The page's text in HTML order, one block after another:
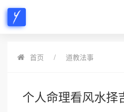
首页 道教法事
个人命理看风水择